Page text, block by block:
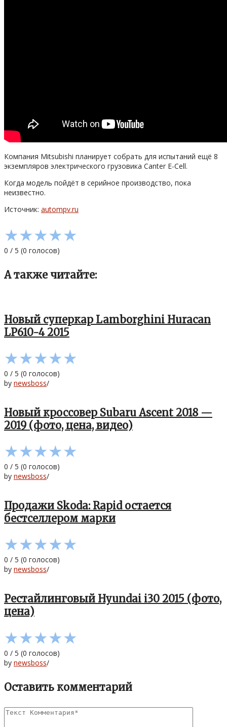
Компания Mitsubishi планирует собрать для испытаний ещё 8
экземпляров электрического грузовика Canter E-Cell.
Когда модель пойдёт в серийное производство, пока
неизвестно.
Источник: autompv.ru
★★★★★
0 / 5 (0 голосов)
А также читайте:
Новый суперкар Lamborghini Huracan
LP610-4 2015
★★★★★
0 / 5 (0 голосов)
by newsboss/
Новый кроссовер Subaru Ascent 2018 —
2019 (фото, цена, видео)
★★★★★
0 / 5 (0 голосов)
by newsboss/
Продажи Skoda: Rapid остается
бестселлером марки
★★★★★
0 / 5 (0 голосов)
by newsboss/
Рестайлинговый Hyundai i30 2015 (фото,
цена)
★★★★★
0 / 5 (0 голосов)
by newsboss/
Оставить комментарий